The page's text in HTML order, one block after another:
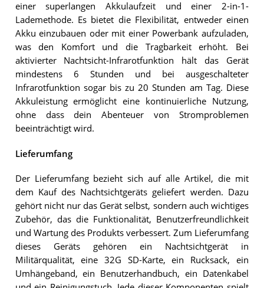
einer superlangen Akkulaufzeit und einer 2-in-1-
Lademethode. Es bietet die Flexibilität, entweder einen
Akku einzubauen oder mit einer Powerbank aufzuladen,
was den Komfort und die Tragbarkeit erhöht. Bei
aktivierter Nachtsicht-Infrarotfunktion hält das Gerät
mindestens 6 Stunden und bei ausgeschalteter
Infrarotfunktion sogar bis zu 20 Stunden am Tag. Diese
Akkuleistung ermöglicht eine kontinuierliche Nutzung,
ohne dass dein Abenteuer von Stromproblemen
beeinträchtigt wird.
Lieferumfang
Der Lieferumfang bezieht sich auf alle Artikel, die mit
dem Kauf des Nachtsichtgeräts geliefert werden. Dazu
gehört nicht nur das Gerät selbst, sondern auch wichtiges
Zubehör, das die Funktionalität, Benutzerfreundlichkeit
und Wartung des Produkts verbessert. Zum Lieferumfang
dieses Geräts gehören ein Nachtsichtgerät in
Militärqualität, eine 32G SD-Karte, ein Rucksack, ein
Umhängeband, ein Benutzerhandbuch, ein Datenkabel